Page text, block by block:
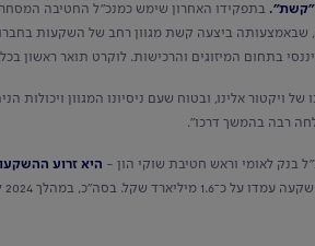
"קשת".בתפקידו האחרון שימש כמנכ"ל החטיבה
ביצעה קשת מגוון רחב של השקעות
ויקטור אלינו, ובטוח שעם ניסיונו המגוון
רבה בהמשך דרכו".
בנק לאומי וראש חטיבת שוקי הון - היא זרוע